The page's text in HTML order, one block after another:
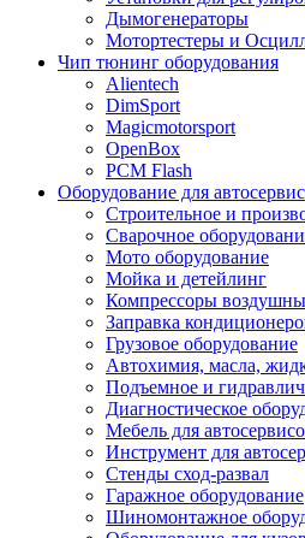
Дымогенераторы
Мотортестеры и
Чип тюнинг оборудования
Alientech
DimSport
Magicmotorsport
OpenBox
PCM Flash
Оборудование для
Строительное и
Сварочное
Мото оборудование
Мойка и детейлинг
Компрессоры
Заправка
Грузовое оборудование
Автохимия, масла,
Подъемное и
Диагностическое
Мебель для
Инструмент для
Стенды сход-развал
Гаражное оборудование
Шиномонтажное